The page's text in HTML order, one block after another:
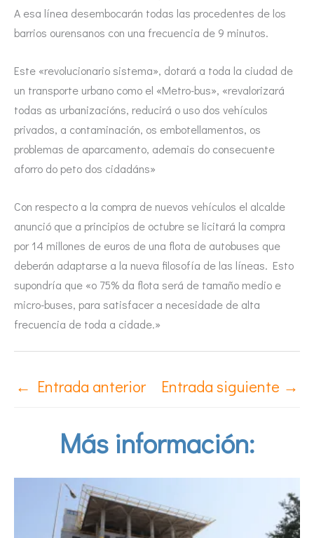
A esa línea desembocarán todas las procedentes de los
barrios ourensanos con una frecuencia de 9 minutos.
Este «revolucionario sistema», dotará a toda la ciudad de
un transporte urbano como el «Metro-bus», «revalorizará
todas as urbanizacións, reducirá o uso dos vehículos
privados, a contaminación, os embotellamentos, os
problemas de aparcamento, ademais do consecuente
aforro do peto dos cidadáns»
Con respecto a la compra de nuevos vehículos el alcalde
anunció que a principios de octubre se licitará la compra
por 14 millones de euros de una flota de autobuses que
deberán adaptarse a la nueva filosofía de las líneas. Esto
supondría que «o 75% da flota será de tamaño medio e
micro-buses, para satisfacer a necesidade de alta
frecuencia de toda a cidade.»
← Entrada anterior Entrada siguiente →
Más información: